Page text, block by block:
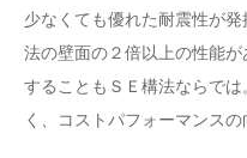
少なくても優れた耐震性が
法の壁面の２倍以上の性能
することもＳＥ構法ならで
く、コストパフォーマンス